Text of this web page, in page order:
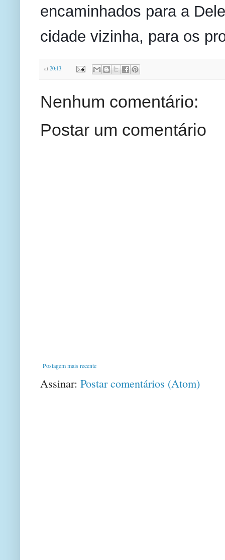
encaminhados para a
cidade vizinha, para os
at 20:13
Nenhum comentário:
Postar um comentário
Postagem mais recente
Assinar: Postar comentários (Atom)